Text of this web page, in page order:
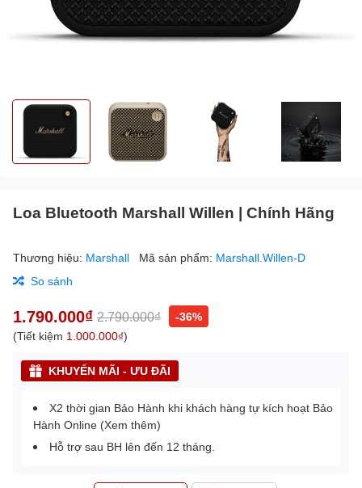
Loa Bluetooth Marshall Willen | Chính Hãng
Thương hiệu: Marshall Mã sản phẩm: Marshall.Willen-D
So sánh
1.790.000₫ 2.790.000₫
-36%
(Tiết kiệm 1.000.000₫)
KHUYẾN MÃI - ƯU ĐÃI
X2 thời gian Bảo Hành khi khách hàng tự kích hoạt Bảo
Hành Online (Xem thêm)
Hỗ trợ sau BH lên đến 12 tháng.